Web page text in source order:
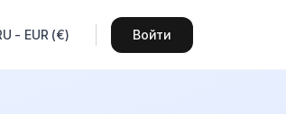
- EUR (€) Войти